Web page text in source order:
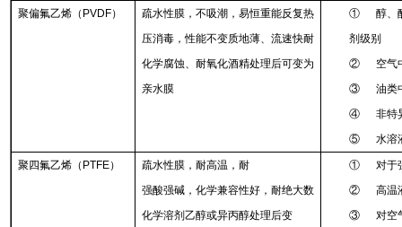
聚偏氟乙烯（PVDF）
疏水性膜，不吸潮，易恒重能反复热
压消毒，性能不变质地薄、流速快耐
化学腐蚀、耐氧化酒精处理后可变为
亲水膜
① 醇、酸
剂级别
② 空气中
③ 油类中
④ 非特异
⑤ 水溶液
聚四氟乙烯（PTFE）
疏水性膜，耐高温，耐
强酸强碱，化学兼容性好，耐绝大数
化学溶剂乙醇或异丙醇处理后变
① 对于强
② 高温液
③ 对空气